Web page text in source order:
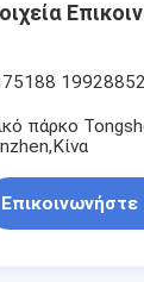
πάρκο
Επικοινωνήστε